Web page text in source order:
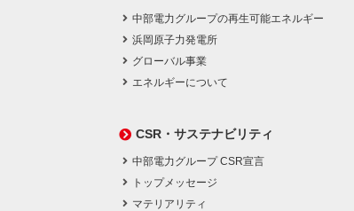
中部電力グループの再生可能エネルギー
浜岡原子力発電所
グローバル事業
エネルギーについて
CSR・サステナビリティ
中部電力グループ CSR宣言
トップメッセージ
マテリアリティ